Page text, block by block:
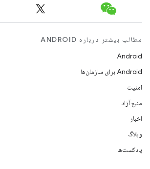
مطالب بیشتر درباره ANDROID
Android
Android برای سازمان‌ها
امنیت
منبع آزاد
اخبار
وبلاگ
پادکست‌ها